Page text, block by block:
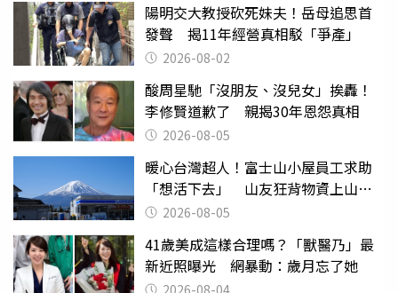
陽明交大教授砍死妹夫！岳母追思首
發聲 揭11年經營真相駁「爭產」
2026-08-02
酸周星馳「沒朋友、沒兒女」挨轟！
李修賢道歉了 親揭30年恩怨真相
2026-08-05
暖心台灣超人！富士山小屋員工求助
「想活下去」 山友狂背物資上山：
台灣真的是寶島
2026-08-05
41歲美成這樣合理嗎？「獸醫乃」最
新近照曝光 網暴動：歲月忘了她
2026-08-04